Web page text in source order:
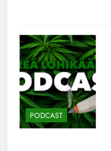
PODCAST